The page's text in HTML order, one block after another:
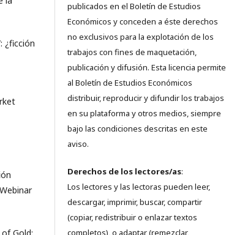
¿ficción
publicados en el Boletín de Estudios
Económicos y conceden a éste derechos
no exclusivos para la explotación de los
trabajos con fines de maquetación,
publicación y difusión. Esta licencia permite
al Boletín de Estudios Económicos
distribuir, reproducir y difundir los trabajos
en su plataforma y otros medios, siempre
bajo las condiciones descritas en este
aviso.
Derechos de los lectores/as:
Los lectores y las lectoras pueden leer,
descargar, imprimir, buscar, compartir
(copiar, redistribuir o enlazar textos
completos), o adaptar (remezclar,